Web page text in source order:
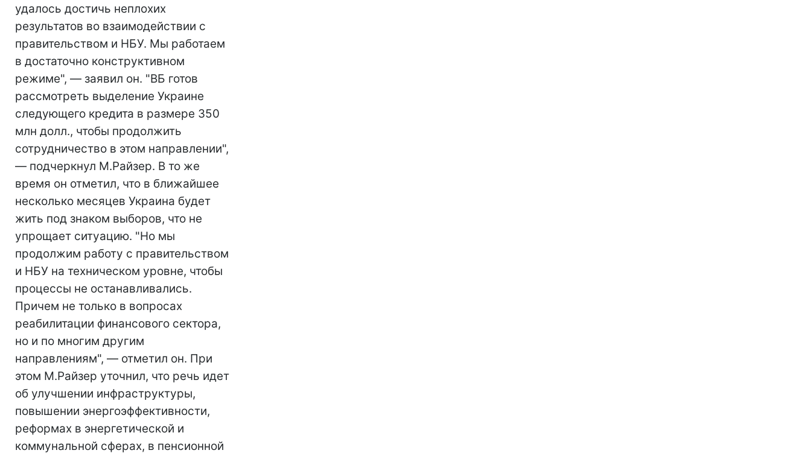
удалось достичь неплохих
результатов во взаимодействии с
правительством и НБУ. Мы работаем
в достаточно конструктивном
режиме", — заявил он. "ВБ готов
рассмотреть выделение Украине
следующего кредита в размере 350
млн долл., чтобы продолжить
сотрудничество в этом направлении",
— подчеркнул М.Райзер. В то же
время он отметил, что в ближайшее
несколько месяцев Украина будет
жить под знаком выборов, что не
упрощает ситуацию. "Но мы
продолжим работу с правительством
и НБУ на техническом уровне, чтобы
процессы не останавливались.
Причем не только в вопросах
реабилитации финансового сектора,
но и по многим другим
направлениям", — отметил он. При
этом М.Райзер уточнил, что речь идет
об улучшении инфраструктуры,
повышении энергоэффективности,
реформах в энергетической и
коммунальной сферах, в пенсионной